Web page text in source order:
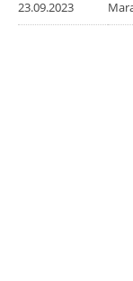
23.09.2023